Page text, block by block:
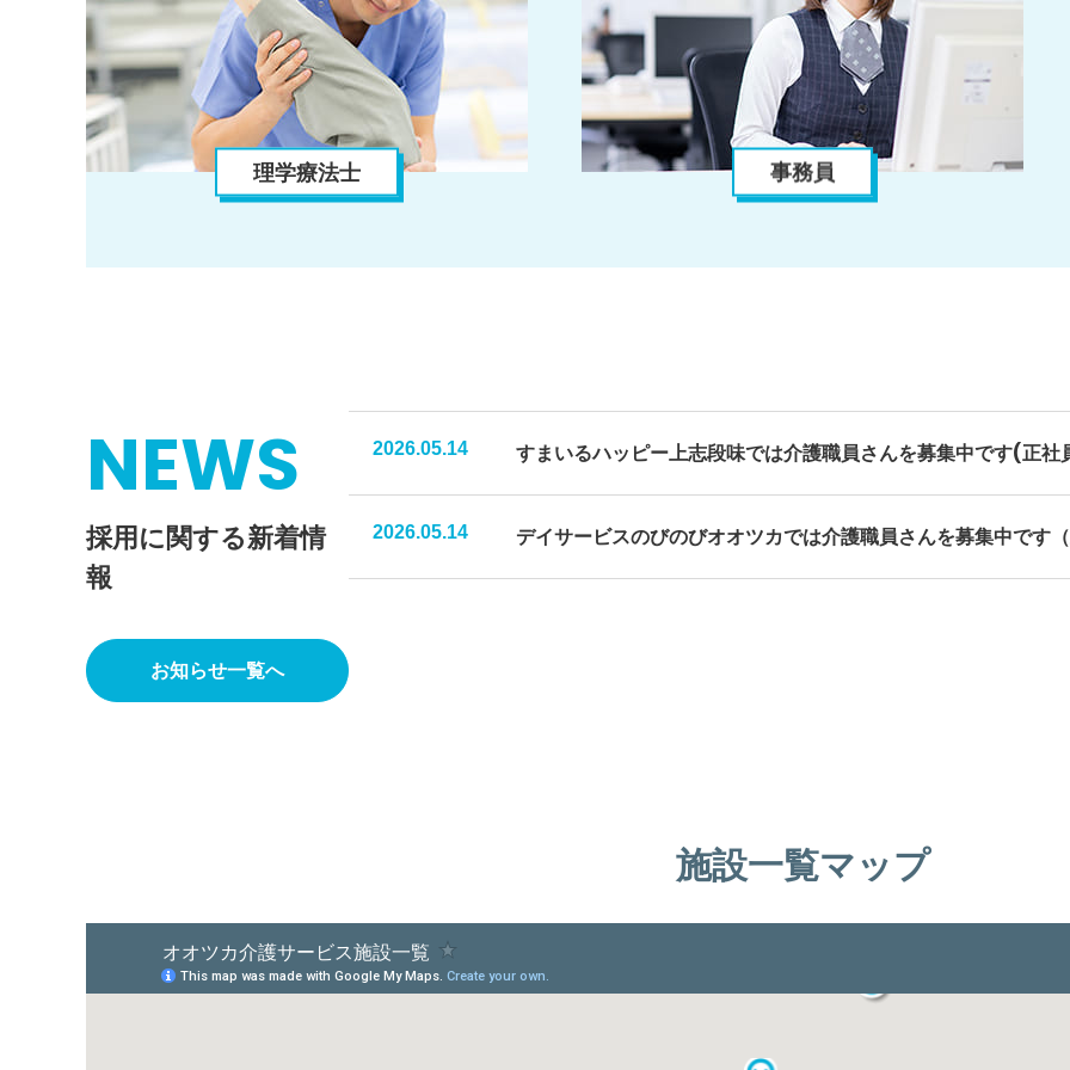
理学療法士 事務員
NEWS
採用に関する新着情
報
お知らせ一覧へ
2026.05.14 すまいるハッピー上志段味では介護職員さんを募集中です(正社
2026.05.14 デイサービスのびのびオオツカでは介護職員さんを募集中です（
施設一覧マップ